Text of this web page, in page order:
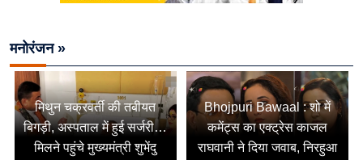
मनोरंजन »
मिथुन चक्रवर्ती की तबीयत
बिगड़ी, अस्पताल में हुई सर्जरी…
मिलने पहुंचे मुख्यमंत्री शुभेंदु
Bhojpuri Bawaal : शो में
कमेंट्स का एक्ट्रेस काजल
राघवानी ने दिया जवाब, निरहुआ